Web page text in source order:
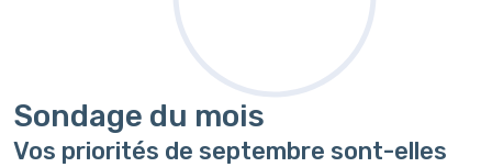
Sondage du mois
Vos priorités de septembre sont-elles